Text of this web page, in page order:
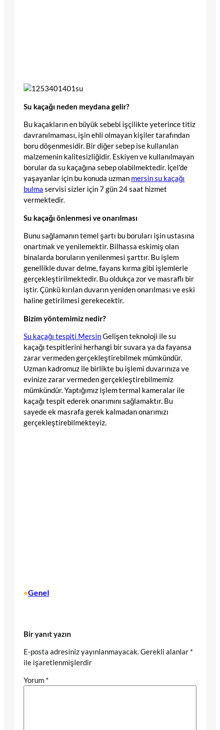
Su kaçağı neden meydana gelir?
Bu kaçakların en büyük sebebi işçilikte yeterince titiz
davranılmaması, işin ehli olmayan kişiler tarafından
boru döşenmesidir. Bir diğer sebep ise kullanılan
malzemenin kalitesizliğidir. Eskiyen ve kullanılmayan
borular da su kaçağına sebep olabilmektedir. İçel’de
yaşayanlar için bu konuda uzman mersin su kaçağı
bulma servisi sizler için 7 gün 24 saat hizmet
vermektedir.
Su kaçağı önlenmesi ve onarılması
Bunu sağlamanın temel şartı bu boruları işin ustasına
onartmak ve yenilemektir. Bilhassa eskimiş olan
binalarda boruların yenilenmesi şarttır. Bu işlem
genellikle duvar delme, fayans kırma gibi işlemlerle
gerçekleştirilmektedir. Bu oldukça zor ve masraflı bir
iştir. Çünkü kırılan duvarın yeniden onarılması ve eski
haline getirilmesi gerekecektir.
Bizim yöntemimiz nedir?
Su kaçağı tespiti MersinGelişen teknoloji ile su
kaçağı tespitlerini herhangi bir suvara ya da fayansa
zarar vermeden gerçekleştirebilmek mümkündür.
Uzman kadromuz ile birlikte bu işlemi duvarınıza ve
evinize zarar vermeden gerçekleştirebilmemiz
mümkündür. Yaptığımız işlem termal kameralar ile
kaçağı tespit ederek onarımını sağlamaktır. Bu
sayede ek masrafa gerek kalmadan onarımızı
gerçekleştirebilmekteyiz.
•Genel
Bir yanıt yazın
E-posta adresiniz yayınlanmayacak. Gerekli alanlar *
ile işaretlenmişlerdir
Yorum *